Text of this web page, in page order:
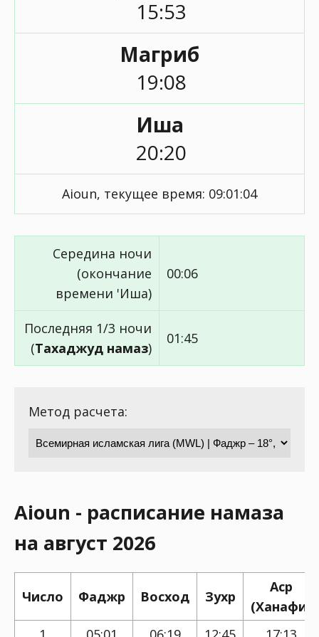
15:53
Магриб
19:08
Иша
20:20
Aioun, текущее время: 09:01:04
Середина ночи
(окончание
времени 'Иша)
00:06
Последняя 1/3 ночи
(Тахаджуд намаз)
01:45
Метод расчета:
Aioun - расписание намаза
на август 2026
Число Фаджр Восход Зухр
Аср
(Ханафи)